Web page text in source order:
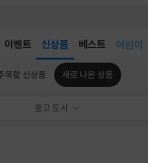
이벤트 신상품 베스트
어린이
어린이
목할 신상품 새로 나온 상품
중고 도서